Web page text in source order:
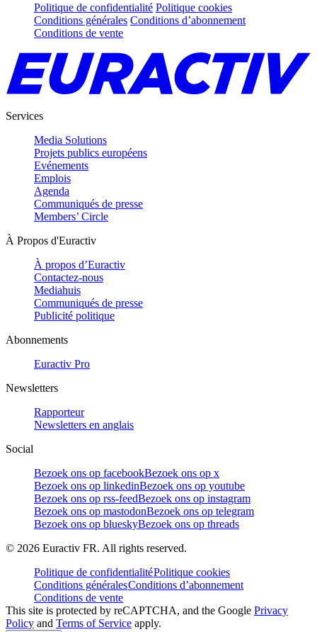
Politique de confidentialité Politique cookies
Conditions générales Conditions d’abonnement
Conditions de vente
Services
Media Solutions
Projets publics européens
Evénements
Emplois
Agenda
Communiqués de presse
Members’ Circle
À Propos d'Euractiv
À propos d’Euractiv
Contactez-nous
Mediahuis
Communiqués de presse
Publicité politique
Abonnements
Euractiv Pro
Newsletters
Rapporteur
Newsletters en anglais
Social
Bezoek ons op facebookBezoek ons op x
Bezoek ons op linkedinBezoek ons op youtube
Bezoek ons op rss-feedBezoek ons op instagram
Bezoek ons op mastodonBezoek ons op telegram
Bezoek ons op blueskyBezoek ons op threads
© 2026 Euractiv FR. All rights reserved.
Politique de confidentialitéPolitique cookies
Conditions généralesConditions d’abonnement
Conditions de vente
This site is protected by reCAPTCHA, and the Google Privacy
Policy and Terms of Service apply.